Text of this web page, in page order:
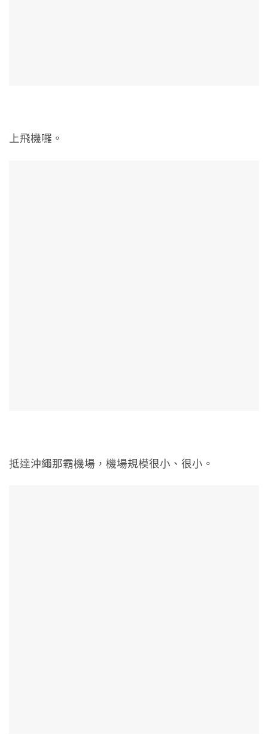
上飛機囉。
抵達沖繩那霸機場，機場規模很小、很小。